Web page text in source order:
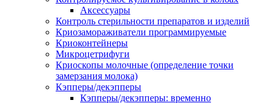
Аксессуары
Контроль стерильности препаратов и изделий
Криозамораживатели программируемые
Криоконтейнеры
Микроцетрифуги
Криоскопы молочные (определение точки
замерзания молока)
Кэпперы/декэпперы
Кэпперы/декэпперы: временно